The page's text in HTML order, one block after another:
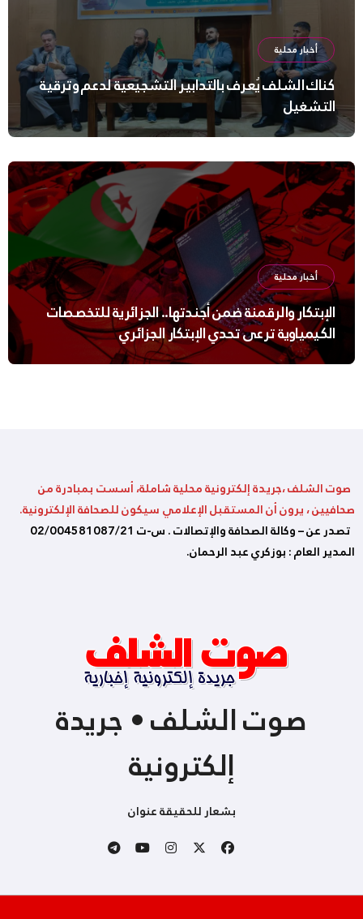
أخبار محلية
كناك الشلف يُعرف بالتدابير التشجيعية لدعم وترقية
التشغيل
أخبار محلية
الإبتكار والرقمنة ضمن أجندتها.. الجزائرية للتخصصات
الكيمياوية ترعى تحدي الإبتكار الجزائري
صوت الشلف ،جريدة إلكترونية محلية شاملة، أسست بمبادرة من
صحافيين ، يرون أن المستقبل الإعلامي سيكون للصحافة الإلكترونية.
تصدر عن – وكالة الصحافة والإتصالات . س-ت 02/004581087/21
المدير العام : بوزكري عبد الرحمان.
صوت الشلف • جريدة
إلكترونية
بشعار للحقيقة عنوان